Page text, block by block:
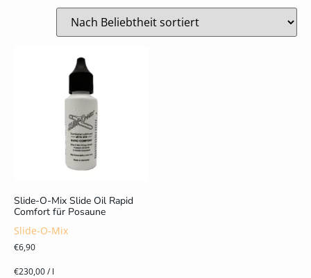
Slide-O-Mix Slide Oil Rapid
Comfort für Posaune
Slide-O-Mix
€6,90
€230,00/l